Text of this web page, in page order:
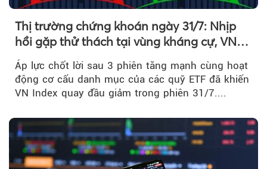
Thị trường chứng khoán ngày 31/7: Nhịp
hồi gặp thử thách tại vùng kháng cự, VN
Index giảm gần 9 điểm trong phiên cuối...
Áp lực chốt lời sau 3 phiên tăng mạnh cùng hoạt
động cơ cấu danh mục của các quỹ ETF đã khiến
VN Index quay đầu giảm trong phiên 31/7....